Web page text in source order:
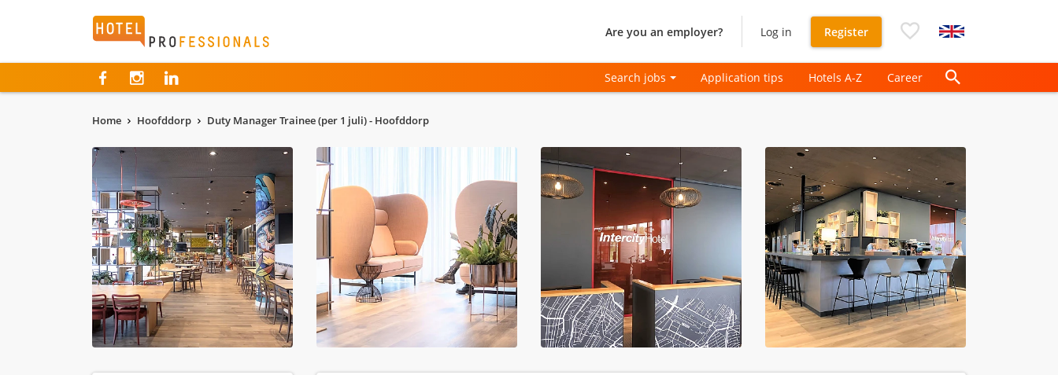
Hotelprofessionals Are you an employer? Log in Register
Search jobs Application tips Hotels A-Z Career
Home Hoofddorp Duty Manager Trainee (per 1 juli) - Hoofddorp